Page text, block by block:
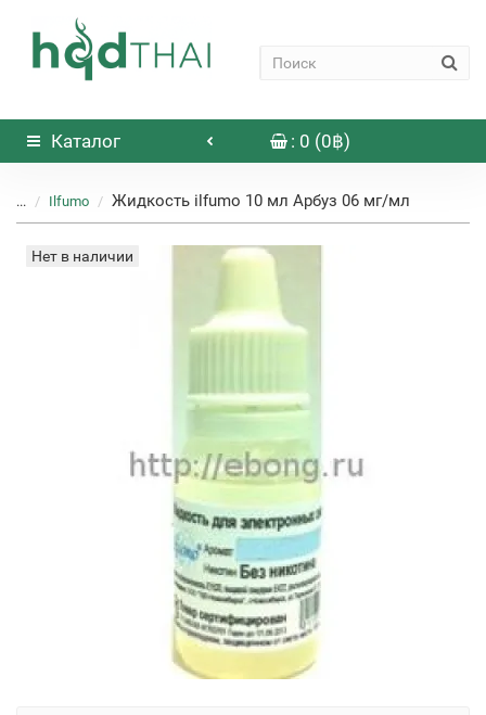
Каталог : 0 (0฿)
... Ilfumo Жидкость ilfumo 10 мл Арбуз 06 мг/мл
Нет в наличии